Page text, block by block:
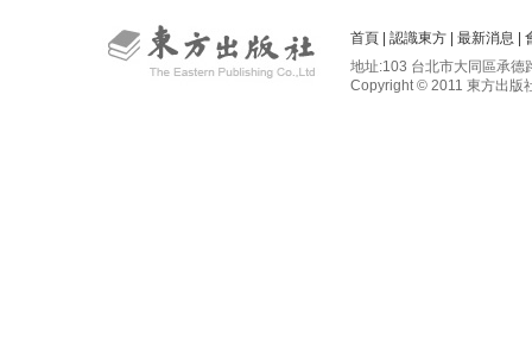
首頁 認識東方 最新消息
地址:103 台北市大同區承
Copyright © 2011 東方出版